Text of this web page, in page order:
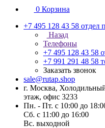
0 Корзина
+7 495 128 43 58 отдел
Назад
Телефоны
+7 495 128 43 58
+7 991 291 48 58
Заказать звонок
sale@rutap.shop
г. Москва,
этаж, офис 3233
Пн. - Пт. с 10:00 до
Сб. с 11:00 до 16:00
Вс. выходной